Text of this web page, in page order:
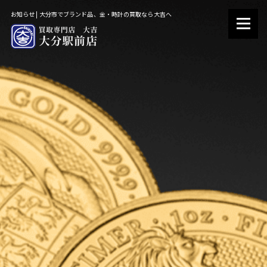
お知らせ | 大分市でブランド品、金・時計の買取なら大吉へ